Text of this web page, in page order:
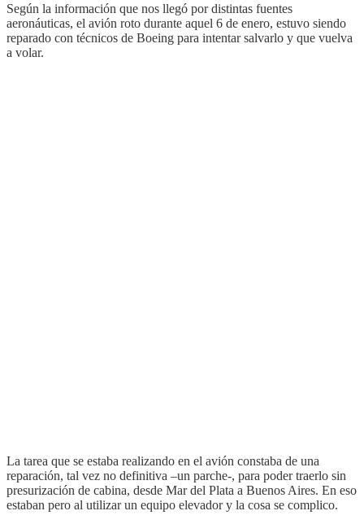
Según la información que nos llegó por distintas fuentes
aeronáuticas, el avión roto durante aquel 6 de enero, estuvo siendo
reparado con técnicos de Boeing para intentar salvarlo y que vuelva
a volar.
La tarea que se estaba realizando en el avión constaba de una
reparación, tal vez no definitiva –un parche-, para poder traerlo sin
presurización de cabina, desde Mar del Plata a Buenos Aires. En eso
estaban pero al utilizar un equipo elevador y la cosa se complico.